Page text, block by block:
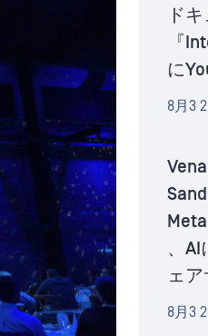
ド
『
に
8月3
、AI
ェア
8月3